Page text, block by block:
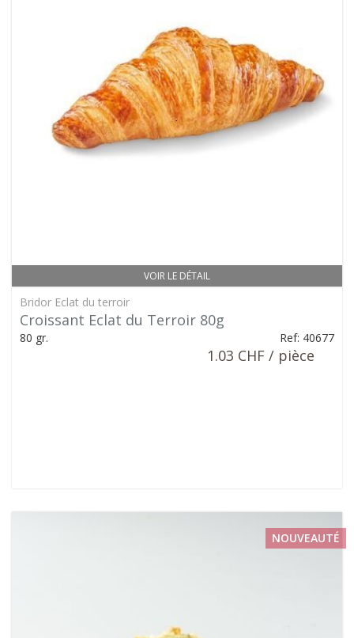
VOIR LE DÉTAIL
Bridor Eclat du terroir
Croissant Eclat du Terroir 80g
80 gr. Ref: 40677
1.03 CHF / pièce
NOUVEAUTÉ